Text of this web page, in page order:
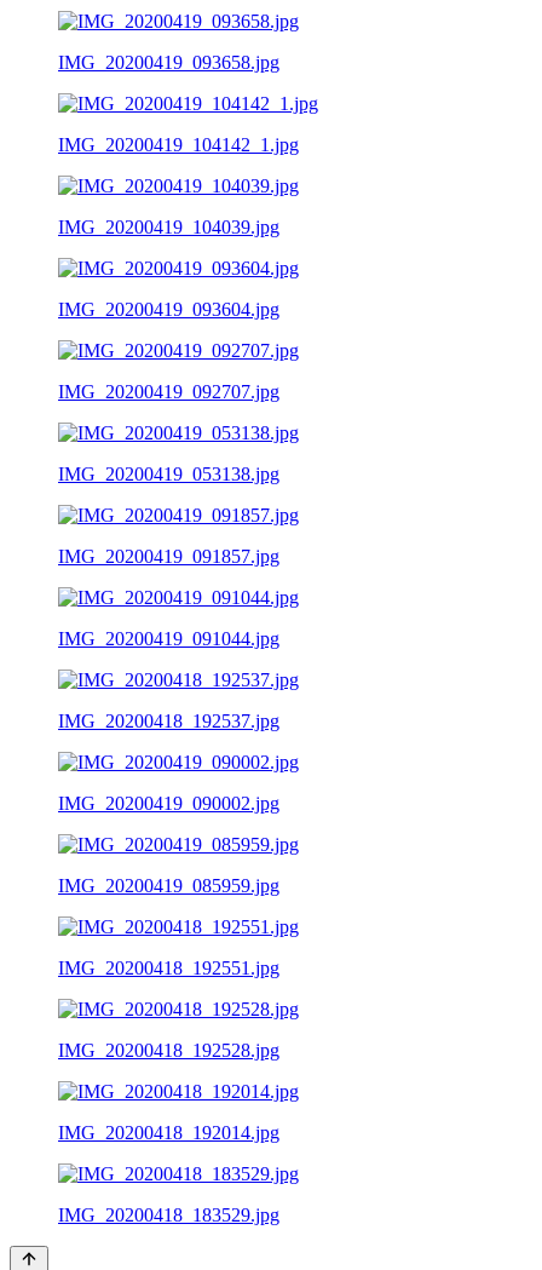
IMG_20200419_093658.jpg
IMG_20200419_104142_1.jpg
IMG_20200419_104039.jpg
IMG_20200419_093604.jpg
IMG_20200419_092707.jpg
IMG_20200419_053138.jpg
IMG_20200419_091857.jpg
IMG_20200419_091044.jpg
IMG_20200418_192537.jpg
IMG_20200419_090002.jpg
IMG_20200419_085959.jpg
IMG_20200418_192551.jpg
IMG_20200418_192528.jpg
IMG_20200418_192014.jpg
IMG_20200418_183529.jpg